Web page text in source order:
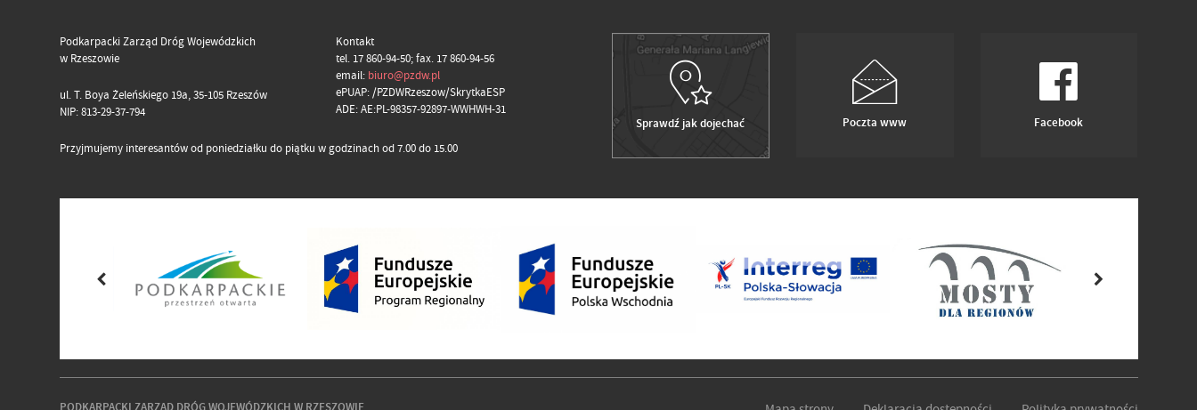
Podkarpacki Zarząd Dróg Wojewódzkich
w Rzeszowie
ul. T. Boya Żeleńskiego 19a, 35-105 Rzeszów
NIP: 813-29-37-794
Kontakt
tel. 17 860-94-50; fax. 17 860-94-56
email: biuro@pzdw.pl
ePUAP: /PZDWRzeszow/SkrytkaESP
ADE: AE:PL-98357-92897-WWHWH-31
Przyjmujemy interesantów od poniedziałku do piątku w godzinach od 7.00 do 15.00
Sprawdź jak dojechać Poczta www Facebook